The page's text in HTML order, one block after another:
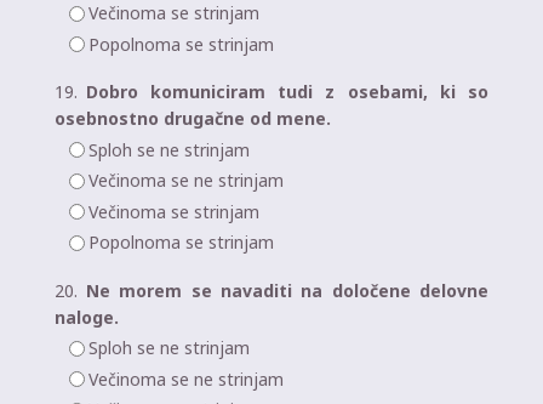
Večinoma se strinjam
Popolnoma se strinjam
19. Dobro komuniciram tudi z osebami, ki so
osebnostno drugačne od mene.
Sploh se ne strinjam
Večinoma se ne strinjam
Večinoma se strinjam
Popolnoma se strinjam
20. Ne morem se navaditi na določene delovne
naloge.
Sploh se ne strinjam
Večinoma se ne strinjam